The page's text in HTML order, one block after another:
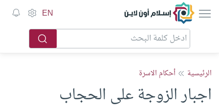
إسلام أون لاين EN
الرئيسية أحكام الاسرة
اجبار الزوجة على الحجاب